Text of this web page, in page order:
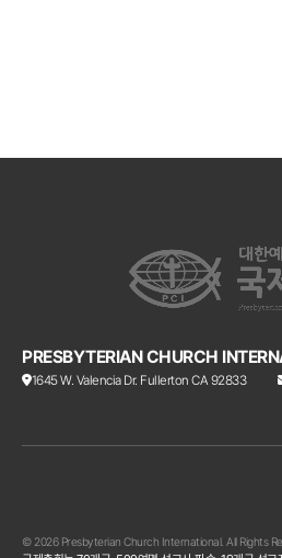
PRESBYTERIAN CHURCH
1645 W. Valencia Dr. Fullerton CA 92833
© 2026 Presbyterian Church International. All Rights